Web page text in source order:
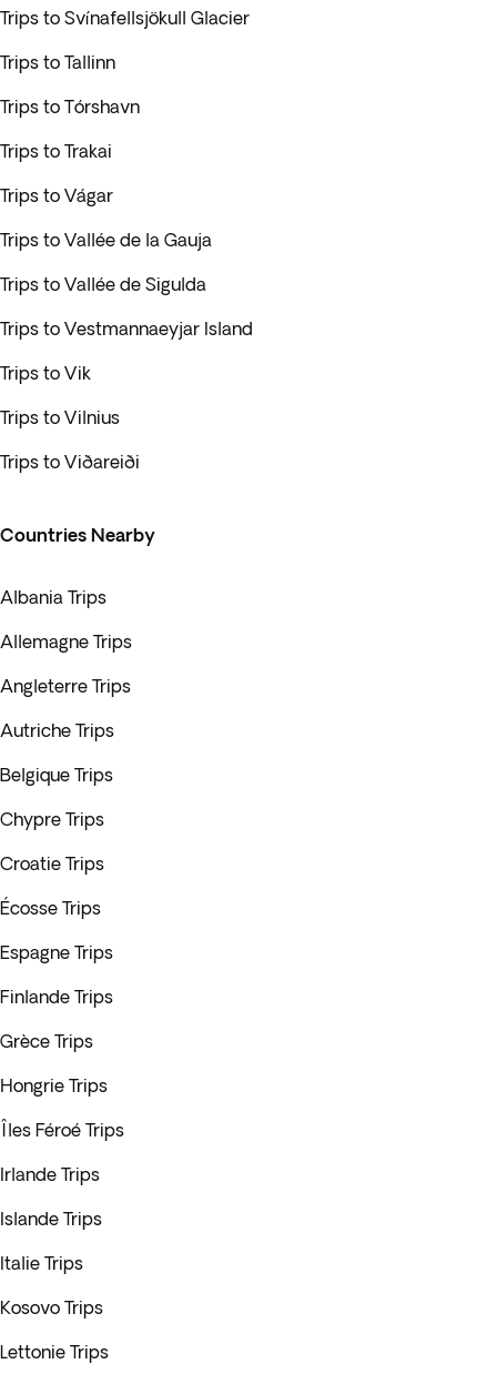
Trips to Svínafellsjökull Glacier
Trips to Tallinn
Trips to Tórshavn
Trips to Trakai
Trips to Vágar
Trips to Vallée de la Gauja
Trips to Vallée de Sigulda
Trips to Vestmannaeyjar Island
Trips to Vik
Trips to Vilnius
Trips to Viðareiði
Countries Nearby
Albania Trips
Allemagne Trips
Angleterre Trips
Autriche Trips
Belgique Trips
Chypre Trips
Croatie Trips
Écosse Trips
Espagne Trips
Finlande Trips
Grèce Trips
Hongrie Trips
Îles Féroé Trips
Irlande Trips
Islande Trips
Italie Trips
Kosovo Trips
Lettonie Trips